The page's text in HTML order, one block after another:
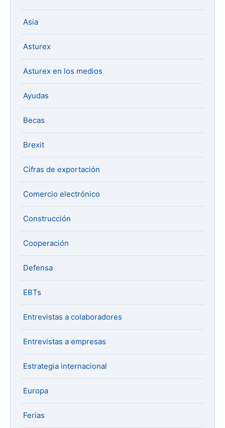
Asia
Asturex
Asturex en los medios
Ayudas
Becas
Brexit
Cifras de exportación
Comercio electrónico
Construcción
Cooperación
Defensa
EBTs
Entrevistas a colaboradores
Entrevistas a empresas
Estrategia internacional
Europa
Ferias